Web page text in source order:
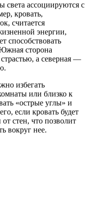
света ассоциируются с
кровать,
считается
энергии,
способствовать
сторона
а северная —
избегать
или близко к
«острые углы» и
если кровать будет
стен, что позволит
вокруг нее.